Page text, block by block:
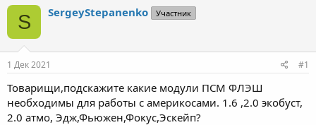
т
о
е
м
ы
т
л
а
S SergeyStepanenko Участник
1 Дек 2021 #1
Товарищи,подскажите какие модули ПСМ ФЛЭШ
необходимы для работы с америкосами. 1.6 ,2.0 экобуст,
2.0 атмо, Эдж,Фьюжен,Фокус,Эскейп?